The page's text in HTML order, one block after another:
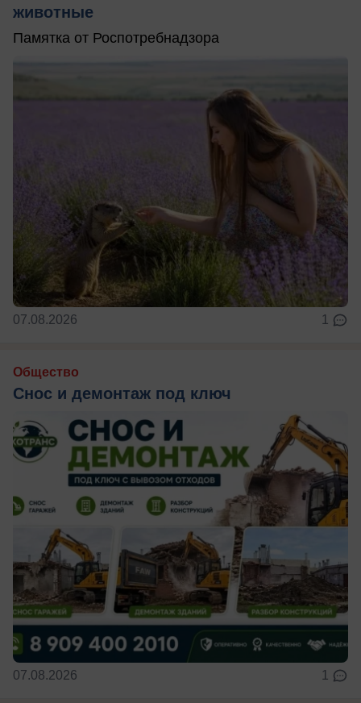
животные
Памятка от Роспотребнадзора
07.08.2026 1
Общество
Снос и демонтаж под ключ
07.08.2026 1